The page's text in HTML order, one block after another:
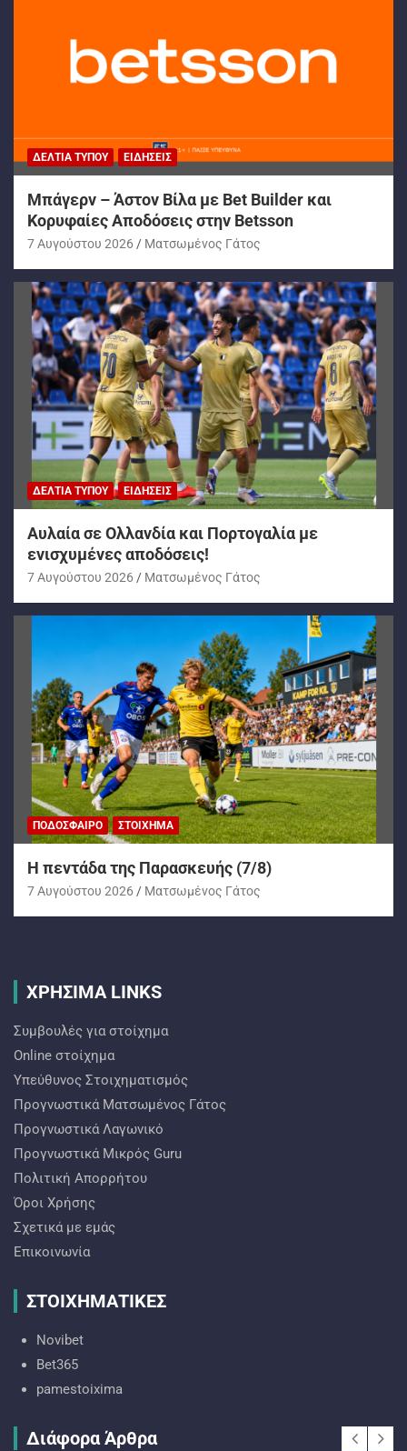
ΔΕΛΤΊΑ ΤΎΠΟΥ ΕΙΔΉΣΕΙΣ
Μπάγερν – Άστον Βίλα με Bet Builder και
Κορυφαίες Αποδόσεις στην Betsson
7 Αυγούστου 2026 Ματσωμένος Γάτος
ΔΕΛΤΊΑ ΤΎΠΟΥ ΕΙΔΉΣΕΙΣ
Αυλαία σε Ολλανδία και Πορτογαλία με
ενισχυμένες αποδόσεις!
7 Αυγούστου 2026 Ματσωμένος Γάτος
ΠΟΔΌΣΦΑΙΡΟ ΣΤΟΊΧΗΜΑ
H πεντάδα της Παρασκευής (7/8)
7 Αυγούστου 2026 Ματσωμένος Γάτος
ΧΡΗΣΙΜΑ LINKS
Συμβουλές για στοίχημα
Online στοίχημα
Υπεύθυνος Στοιχηματισμός
Προγνωστικά Ματσωμένος Γάτος
Προγνωστικά Λαγωνικό
Προγνωστικά Mικρός Guru
Πολιτική Απορρήτου
Όροι Χρήσης
Σχετικά με εμάς
Επικοινωνία
ΣΤΟΙΧΗΜΑΤΙΚΕΣ
Novibet
Bet365
pamestoixima
Διάφορα Άρθρα